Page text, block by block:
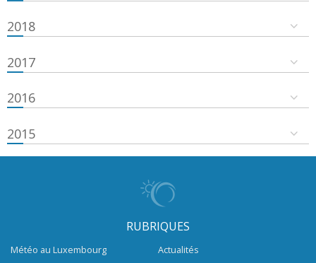
2018
2017
2016
2015
RUBRIQUES
Météo au Luxembourg
Actualités